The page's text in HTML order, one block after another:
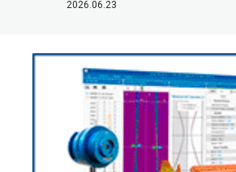
2026.06.23